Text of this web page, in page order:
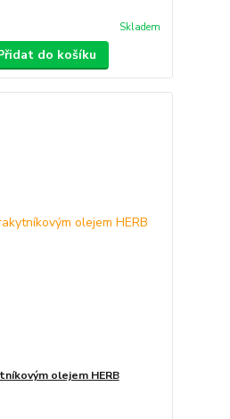
Skladem
do košíku
olejem HERB